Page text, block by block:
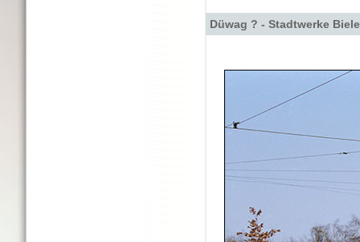
Düwag ? - Stadtwerke